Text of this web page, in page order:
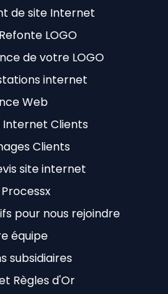
de site Internet
LOGO
de votre LOGO
internet
Web
Internet Clients
Clients
site internet
pour nous rejoindre
équipe
subsidiaires
Règles d'Or